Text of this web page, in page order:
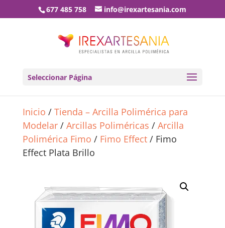
677 485 758 info@irexartesania.com
Seleccionar Página
Inicio / Tienda – Arcilla Polimérica para
Modelar/ Arcillas Poliméricas / Arcilla
Polimérica Fimo / Fimo Effect/ Fimo
Effect Plata Brillo